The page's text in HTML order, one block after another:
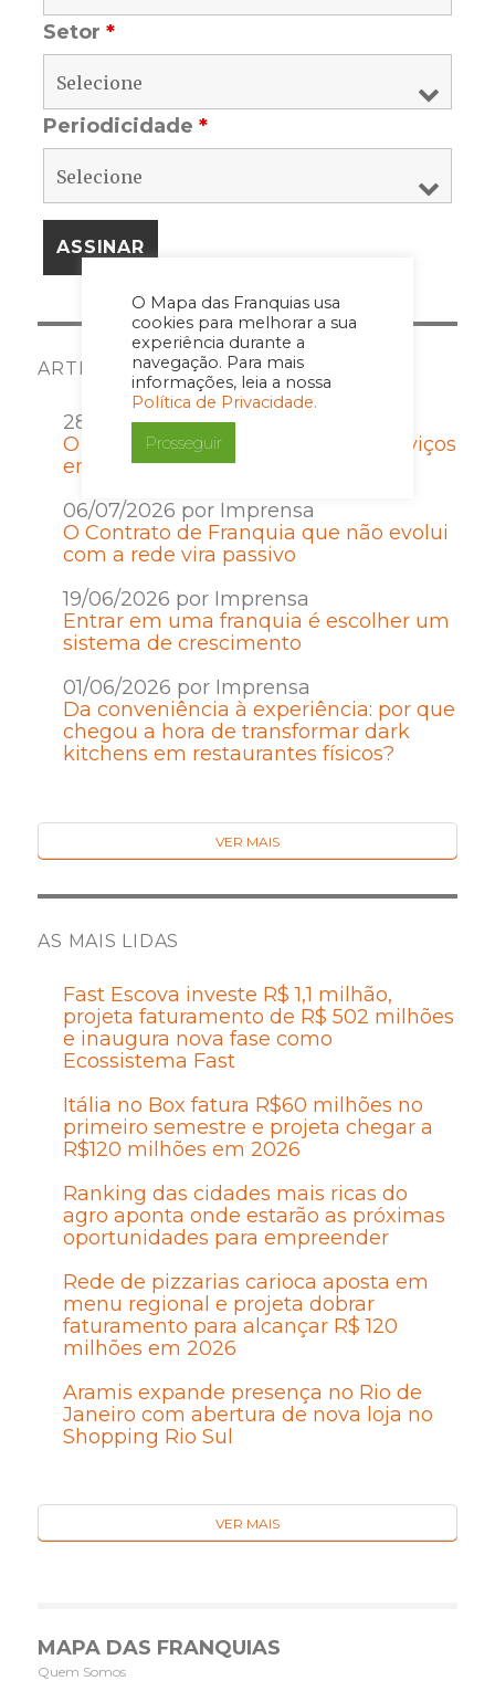
O Mapa das Franquias usa
cookies para melhorar a sua
experiência durante a
navegação. Para mais
informações, leia a nossa
Política de Privacidade.
Prosseguir
Setor*
Periodicidade*
ARTIGOS E COLUNISTAS
28/07/2026 por Imprensa
O que empreender no setor de serviços
ensina sobre gestão e disciplina
06/07/2026 por Imprensa
O Contrato de Franquia que não evolui
com a rede vira passivo
19/06/2026 por Imprensa
Entrar em uma franquia é escolher um
sistema de crescimento
01/06/2026 por Imprensa
Da conveniência à experiência: por que
chegou a hora de transformar dark
kitchens em restaurantes físicos?
VER MAIS
AS MAIS LIDAS
Fast Escova investe R$ 1,1 milhão,
projeta faturamento de R$ 502 milhões
e inaugura nova fase como
Ecossistema Fast
Itália no Box fatura R$60 milhões no
primeiro semestre e projeta chegar a
R$120 milhões em 2026
Ranking das cidades mais ricas do
agro aponta onde estarão as próximas
oportunidades para empreender
Rede de pizzarias carioca aposta em
menu regional e projeta dobrar
faturamento para alcançar R$ 120
milhões em 2026
Aramis expande presença no Rio de
Janeiro com abertura de nova loja no
Shopping Rio Sul
VER MAIS
MAPA DAS FRANQUIAS
Quem Somos